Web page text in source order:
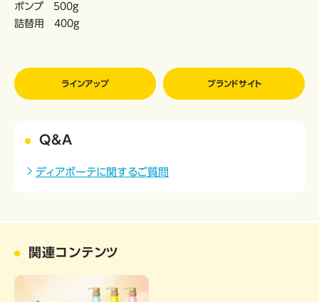
ラインアップ ブランドサイト
ポンプ 500g
詰替用 400g
Q&A
ディアボーテに関するご質問
関連コンテンツ